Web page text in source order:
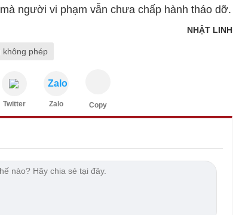
người vi phạm vẫn chưa chấp hành tháo dỡ.
NHẬT LINH
không phép
Twitter
Zalo
Zalo Copy